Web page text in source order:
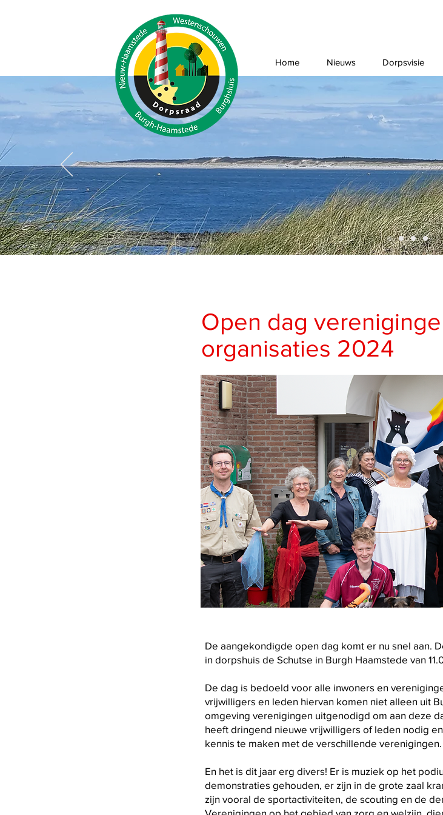
Home Nieuws Dorpsvisie
Open dag
organisaties 2024
De aangekondigde open dag komt er nu snel aan.
in dorpshuis de Schutse in Burgh Haamstede van
De dag is bedoeld voor alle inwoners en
vrijwilligers en leden hiervan komen niet alleen uit
omgeving verenigingen uitgenodigd om aan deze
heeft dringend nieuwe vrijwilligers of leden nodig
kennis te maken met de verschillende verenigingen.
En het is dit jaar erg divers! Er is muziek op het
demonstraties gehouden, er zijn in de grote zaal
zijn vooral de sportactiviteiten, de scouting en de